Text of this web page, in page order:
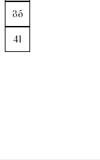
35
41